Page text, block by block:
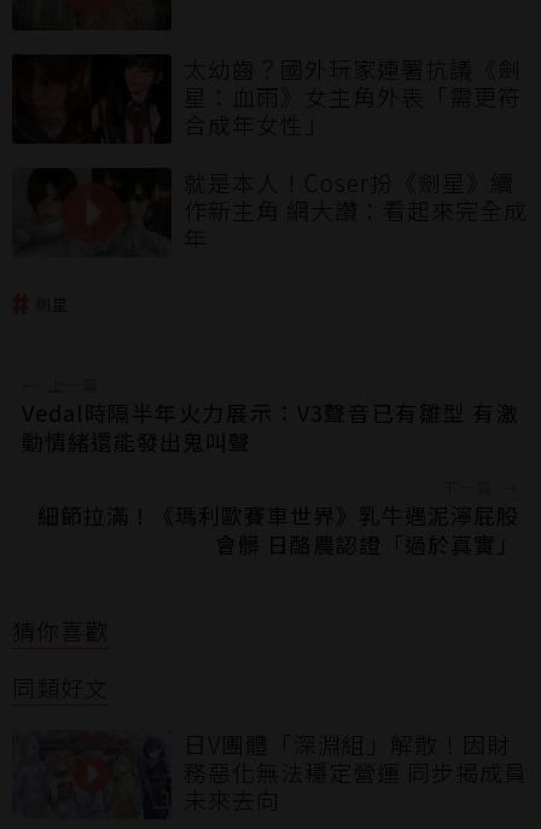
太幼齒？國外玩家連署抗議《劍
星：血雨》女主角外表「需更符
合成年女性」
就是本人！Coser扮《劍星》續
作新主角 網大讚：看起來完全成
年
劍星
Vedal時隔半年火力展示：V3聲音已有雛型 有激
動情緒還能發出鬼叫聲
細節拉滿！《瑪利歐賽車世界》乳牛遇泥濘屁股
會髒 日酪農認證「過於真實」
猜你喜歡
同類好文
日V團體「深淵組」解散！因財
務惡化無法穩定營運 同步揭成員
未來去向